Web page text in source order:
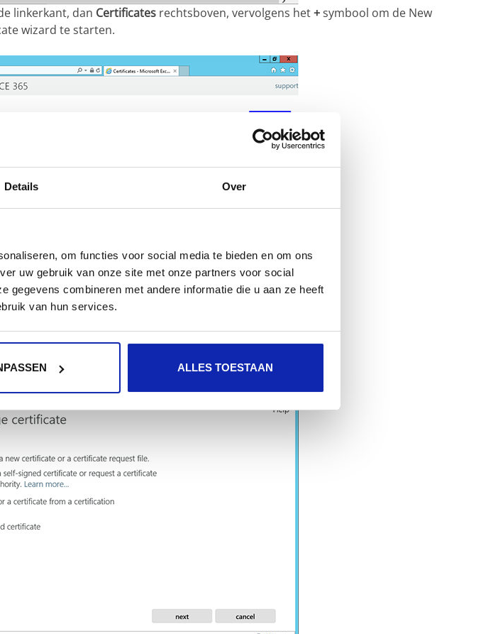
Details Over
om functies voor social media te bieden en om ons
uw gebruik van onze site met onze partners voor social
gegevens combineren met andere informatie die u aan ze heeft
van hun services.
ALLES TOESTAAN
linkerkant, dan Certificates rechtsboven, vervolgens het+symbool om de New
wizard te starten.